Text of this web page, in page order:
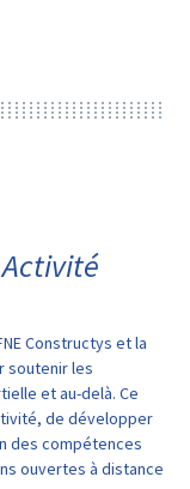
Constructys et la
soutenir les
et au-delà. Ce
de développer
des compétences
ouvertes à distance